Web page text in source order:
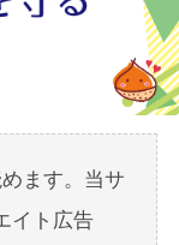
ます。当サ
イト広告